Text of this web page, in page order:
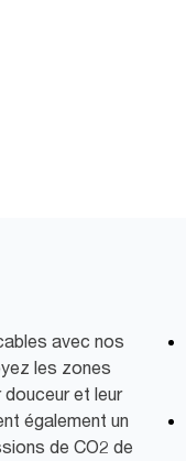
avec nos
les zones
et leur
également un
de CO2 de